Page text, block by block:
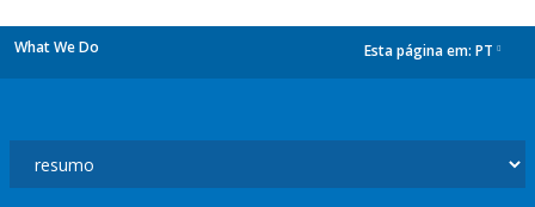
What We Do Esta página em: PT